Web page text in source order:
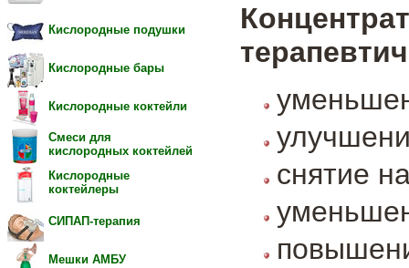
Кислородные подушки
Кислородные бары
Кислородные коктейли
Смеси для
кислородных коктейлей
Кислородные
коктейлеры
СИПАП-терапия
Мешки АМБУ
снятие